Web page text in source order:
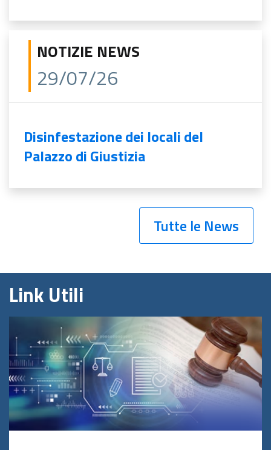
NOTIZIE NEWS
29/07/26
Disinfestazione dei locali del
Palazzo di Giustizia
Tutte le News
Link Utili